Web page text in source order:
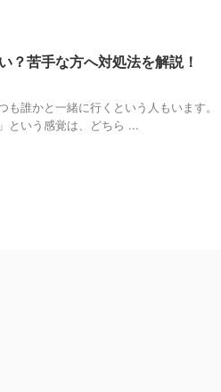
？苦手な方へ対処法を解説！
誰かと一緒に行くという人もいます
という感覚は、どちら ...